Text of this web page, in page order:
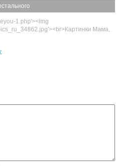
1.php'><img
Мама,